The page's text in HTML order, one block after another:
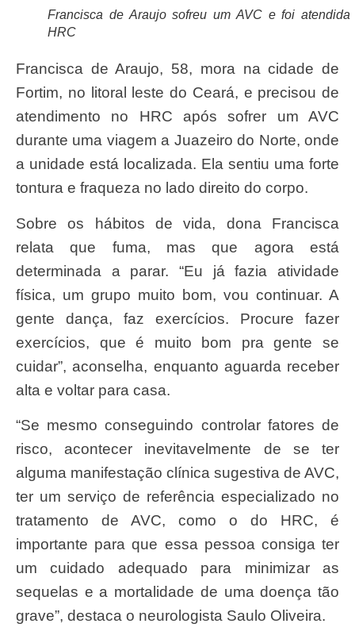
Francisca de Araujo sofreu um AVC e foi atendida
HRC
Francisca de Araujo, 58, mora na cidade de
Fortim, no litoral leste do Ceará, e precisou de
atendimento no HRC após sofrer um AVC
durante uma viagem a Juazeiro do Norte, onde
a unidade está localizada. Ela sentiu uma forte
tontura e fraqueza no lado direito do corpo.
Sobre os hábitos de vida, dona Francisca
relata que fuma, mas que agora está
determinada a parar. “Eu já fazia atividade
física, um grupo muito bom, vou continuar. A
gente dança, faz exercícios. Procure fazer
exercícios, que é muito bom pra gente se
cuidar”, aconselha, enquanto aguarda receber
alta e voltar para casa.
“Se mesmo conseguindo controlar fatores de
risco, acontecer inevitavelmente de se ter
alguma manifestação clínica sugestiva de AVC,
ter um serviço de referência especializado no
tratamento de AVC, como o do HRC, é
importante para que essa pessoa consiga ter
um cuidado adequado para minimizar as
sequelas e a mortalidade de uma doença tão
grave”, destaca o neurologista Saulo Oliveira.